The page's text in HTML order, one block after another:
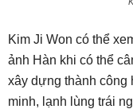
Kim Ji Won có thể
ảnh Hàn khi có thể
xây dựng thành công
minh, lạnh lùng trái